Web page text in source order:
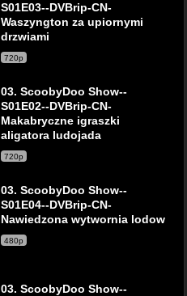
S01E03--DVBrip-CN-
Waszyngton za upiornymi
drzwiami
720p
03. ScoobyDoo Show--
S01E02--DVBrip-CN-
Makabryczne igraszki
aligatora ludojada
720p
03. ScoobyDoo Show--
S01E04--DVBrip-CN-
Nawiedzona wytwornia lodow
480p
03. ScoobyDoo Show--